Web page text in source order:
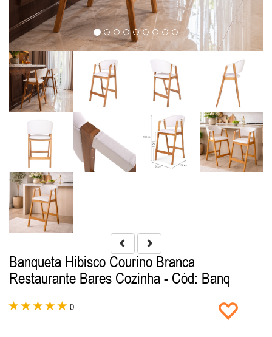
Banqueta Hibisco Courino Branca
Restaurante Bares Cozinha - Cód: Banq
0